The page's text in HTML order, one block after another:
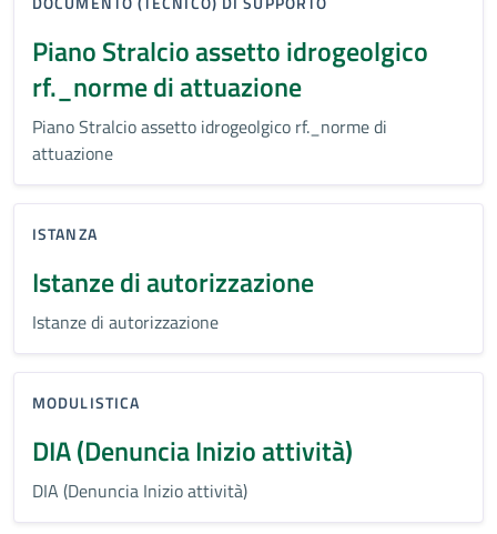
Piano Stralcio assetto idrogeolgico
rf._norme di attuazione
Piano Stralcio assetto idrogeolgico rf._norme di
attuazione
ISTANZA
Istanze di autorizzazione
Istanze di autorizzazione
MODULISTICA
DIA (Denuncia Inizio attività)
DIA (Denuncia Inizio attività)